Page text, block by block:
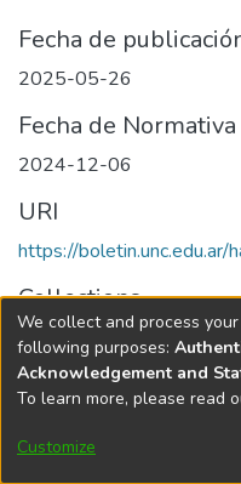
Fecha de
2025-05-26
Fecha de Normativa
2024-12-06
URI
https://
Collections
Edición 001/2025 del 26
Universidad
We collect and process
following purposes:
Acknowledgement and
To learn more, please read
Customize